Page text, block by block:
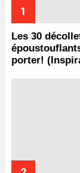
Les 30
porter!